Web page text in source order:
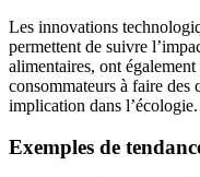
Les innovations
permettent de suivre
alimentaires, ont
consommateurs à faire
implication dans l’écologie.
Exemples de